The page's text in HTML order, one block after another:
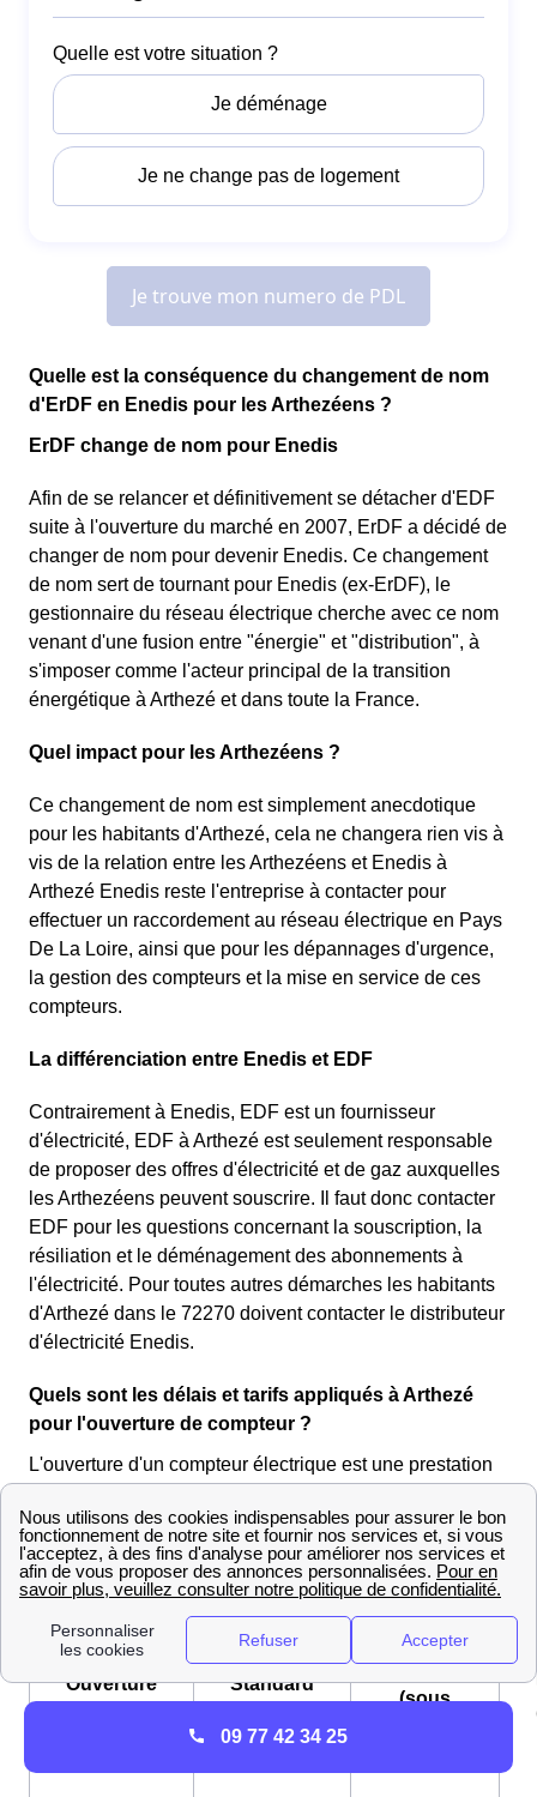
Quelle est la conséquence du changement de nom
d'ErDF en Enedis pour les Arthezéens ?
ErDF change de nom pour Enedis
Afin de se relancer et définitivement se détacher d'EDF
suite à l'ouverture du marché en 2007, ErDF a décidé de
changer de nom pour devenir Enedis. Ce changement
de nom sert de tournant pour Enedis (ex-ErDF), le
gestionnaire du réseau électrique cherche avec ce nom
venant d'une fusion entre "énergie" et "distribution", à
s'imposer comme l'acteur principal de la transition
énergétique à Arthezé et dans toute la France.
Quel impact pour les Arthezéens ?
Ce changement de nom est simplement anecdotique
pour les habitants d'Arthezé, cela ne changera rien vis à
vis de la relation entre les Arthezéens et Enedis à
Arthezé Enedis reste l'entreprise à contacter pour
effectuer un raccordement au réseau électrique en Pays
De La Loire, ainsi que pour les dépannages d'urgence,
la gestion des compteurs et la mise en service de ces
compteurs.
La différenciation entre Enedis et EDF
Contrairement à Enedis, EDF est un fournisseur
d'électricité, EDF à Arthezé est seulement responsable
de proposer des offres d'électricité et de gaz auxquelles
les Arthezéens peuvent souscrire. Il faut donc contacter
EDF pour les questions concernant la souscription, la
résiliation et le déménagement des abonnements à
l'électricité. Pour toutes autres démarches les habitants
d'Arthezé dans le 72270 doivent contacter le distributeur
d'électricité Enedis.
Quels sont les délais et tarifs appliqués à Arthezé
pour l'ouverture de compteur ?
L'ouverture d'un compteur électrique est une prestation
distribution Enedis(ex-ERDF) en Pays De La Loire
Retrouvez ci-dessous les coûts et les délais de cette
opération :
Ouverture
Standard
jours)
Express
(sous
09 77 42 34 25